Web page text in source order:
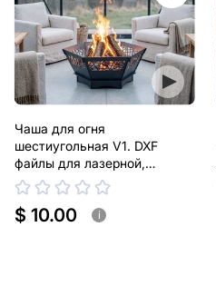
Чаша для огня
шестиугольная V1. DXF
файлы для лазерной,
плазменной резки
$ 10.00 i